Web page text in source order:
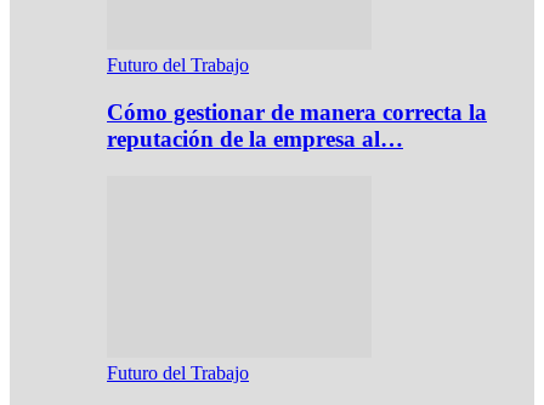
Futuro del Trabajo
Cómo gestionar de manera correcta la
reputación de la empresa al…
Futuro del Trabajo